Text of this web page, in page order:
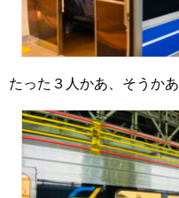
たった３人かあ、そうかあ